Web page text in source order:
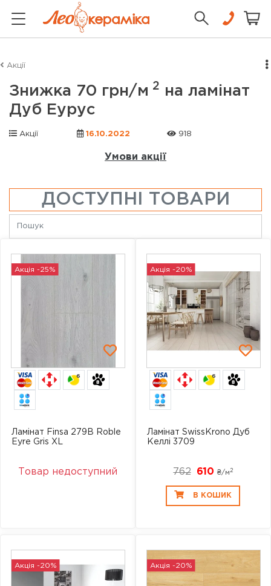
Акції
Знижка 70 грн/м 2
на ламінат
Дуб Еурус
Акції 16.10.2022 918
Умови акції
ДОСТУПНІ ТОВАРИ
Акція -25%
6
Ламінат Finsa 279B Roble
Eyre Gris XL
Товар недоступний
Акція -20%
6
Ламінат SwissKrono Дуб
Келлі 3709
762 610 ₴/м 2
В КОШИК
Акція -20% Акція -20%